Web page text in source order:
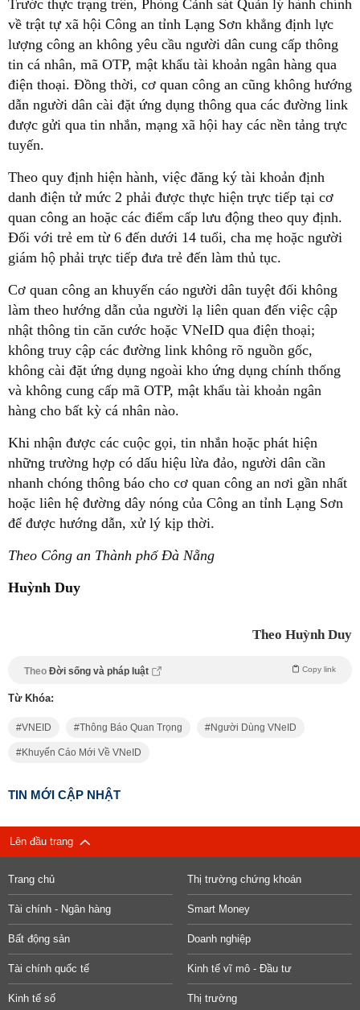
Trước thực trạng trên, Phòng Cảnh sát Quản lý hành chính
về trật tự xã hội Công an tỉnh Lạng Sơn khẳng định lực
lượng công an không yêu cầu người dân cung cấp thông
tin cá nhân, mã OTP, mật khẩu tài khoản ngân hàng qua
điện thoại. Đồng thời, cơ quan công an cũng không hướng
dẫn người dân cài đặt ứng dụng thông qua các đường link
được gửi qua tin nhắn, mạng xã hội hay các nền tảng trực
tuyến.
Theo quy định hiện hành, việc đăng ký tài khoản định
danh điện tử mức 2 phải được thực hiện trực tiếp tại cơ
quan công an hoặc các điểm cấp lưu động theo quy định.
Đối với trẻ em từ 6 đến dưới 14 tuổi, cha mẹ hoặc người
giám hộ phải trực tiếp đưa trẻ đến làm thủ tục.
Cơ quan công an khuyến cáo người dân tuyệt đối không
làm theo hướng dẫn của người lạ liên quan đến việc cập
nhật thông tin căn cước hoặc VNeID qua điện thoại;
không truy cập các đường link không rõ nguồn gốc,
không cài đặt ứng dụng ngoài kho ứng dụng chính thống
và không cung cấp mã OTP, mật khẩu tài khoản ngân
hàng cho bất kỳ cá nhân nào.
Khi nhận được các cuộc gọi, tin nhắn hoặc phát hiện
những trường hợp có dấu hiệu lừa đảo, người dân cần
nhanh chóng thông báo cho cơ quan công an nơi gần nhất
hoặc liên hệ đường dây nóng của Công an tỉnh Lạng Sơn
để được hướng dẫn, xử lý kịp thời.
Theo Công an Thành phố Đà Nẵng
Huỳnh Duy
Theo Huỳnh Duy
Theo Đời sống và pháp luật Copy link
Từ Khóa:
VNEID Thông Báo Quan Trọng Người Dùng VNeID
Khuyến Cáo Mới Về VNeID
TIN MỚI CẬP NHẬT
Lên đầu trang
Trang chủ Thị trường chứng khoán
Tài chính - Ngân hàng Smart Money
Bất động sản Doanh nghiệp
Tài chính quốc tế Kinh tế vĩ mô - Đầu tư
Kinh tế số Thị trường